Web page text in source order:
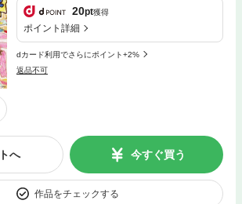
20pt獲得
ポイント詳細
dカード利用でさらにポイント+2%
返品不可
へ 今すぐ買う
作品をチェックする